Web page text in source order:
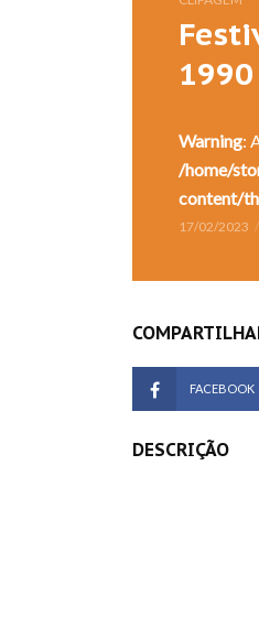
Warning:
/home/
content/
17/02/2023
FACEBOOK
DESCRIÇÃO